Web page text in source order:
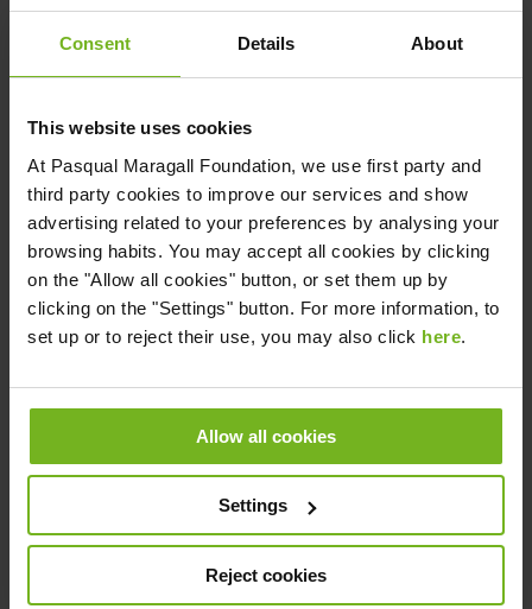
Consent Details About
This website uses cookies
At Pasqual Maragall Foundation, we use first party and
third party cookies to improve our services and show
advertising related to your preferences by analysing your
browsing habits. You may accept all cookies by clicking
on the "Allow all cookies" button, or set them up by
clicking on the "Settings" button. For more information, to
set up or to reject their use, you may also click here.
Allow all cookies
Settings
Reject cookies
Descárgate la guía gratis